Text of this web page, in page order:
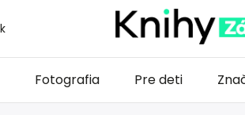
Fotografia Pre deti